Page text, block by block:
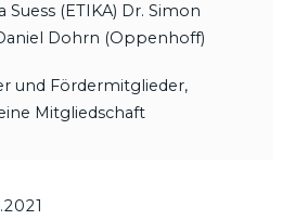
Suess (ETIKA) Dr. Simon
Dohrn (Oppenhoff)
und Fördermitglieder,
Mitgliedschaft